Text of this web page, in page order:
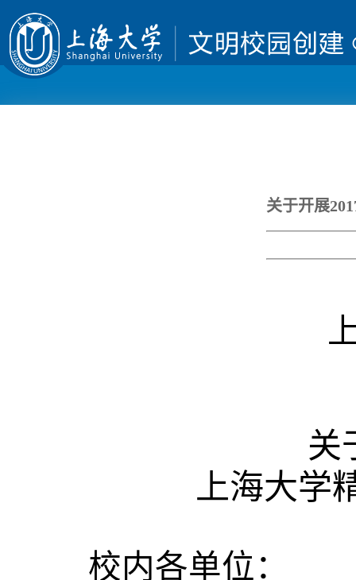
关于开展
关
上海大学
校内各单位：